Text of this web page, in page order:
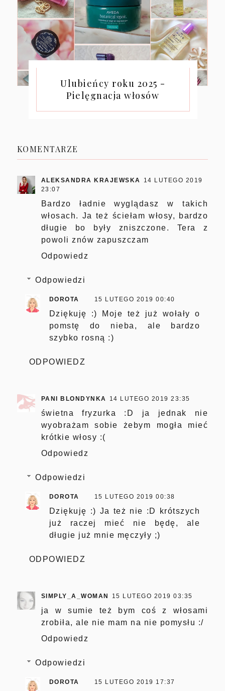
Ulubieńcy roku 2025 -
Pielęgnacja włosów
KOMENTARZE
ALEKSANDRA KRAJEWSKA
14 LUTEGO 2019
23:07
Bardzo ładnie wyglądasz w takich
włosach. Ja też ściełam włosy, bardzo
długie bo były zniszczone. Tera z
powoli znów zapuszczam
Odpowiedz
Odpowiedzi
DOROTA 15 LUTEGO 2019 00:40
Dziękuję :) Moje też już wołały o
pomstę do nieba, ale bardzo
szybko rosną :)
ODPOWIEDZ
PANI BLONDYNKA 14 LUTEGO 2019 23:35
świetna fryzurka :D ja jednak nie
wyobrażam sobie żebym mogła mieć
krótkie włosy :(
Odpowiedz
Odpowiedzi
DOROTA 15 LUTEGO 2019 00:38
Dziękuję :) Ja też nie :D krótszych
już raczej mieć nie będę, ale
długie już mnie męczyły ;)
ODPOWIEDZ
SIMPLY_A_WOMAN 15 LUTEGO 2019 03:35
ja w sumie też bym coś z włosami
zrobiła, ale nie mam na nie pomysłu :/
Odpowiedz
Odpowiedzi
DOROTA 15 LUTEGO 2019 17:37